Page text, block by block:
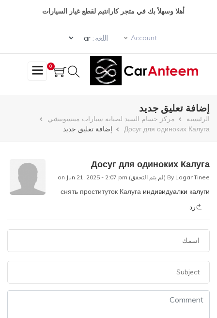
أهلا وسهلأ بك في متجر كارانتيم لقطع غيار السيارات
Account اللغه :
Select your language
0
إضافة تعليق جديد
مسار
الرئيسية
مركز حسام السيد لصيانة سيارات ميتسوبيشي
Досуг для одиноких Калуга
إضافة تعليق جديد
Досуг для одиноких Калуга
By LoganTinee (لم يتم التحقق)
снять проституток Калуга индивидуалки калуги
رد